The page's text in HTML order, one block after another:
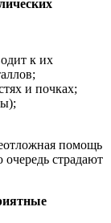
к их
и почках;
очередь страдают